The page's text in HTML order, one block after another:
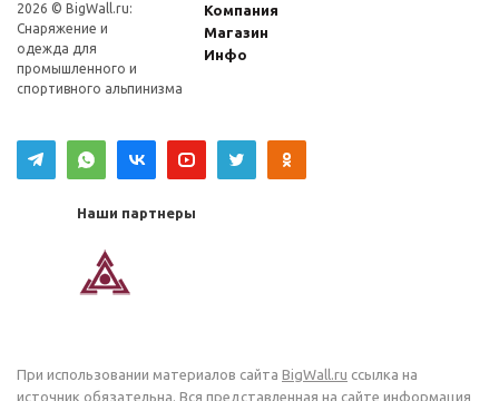
2026 © BigWall.ru:
Снаряжение и
одежда для
промышленного и
спортивного альпинизма
Компания
Магазин
Инфо
Наши партнеры
При использовании материалов сайта BigWall.ru ссылка на
источник обязательна. Вся представленная на сайте информация